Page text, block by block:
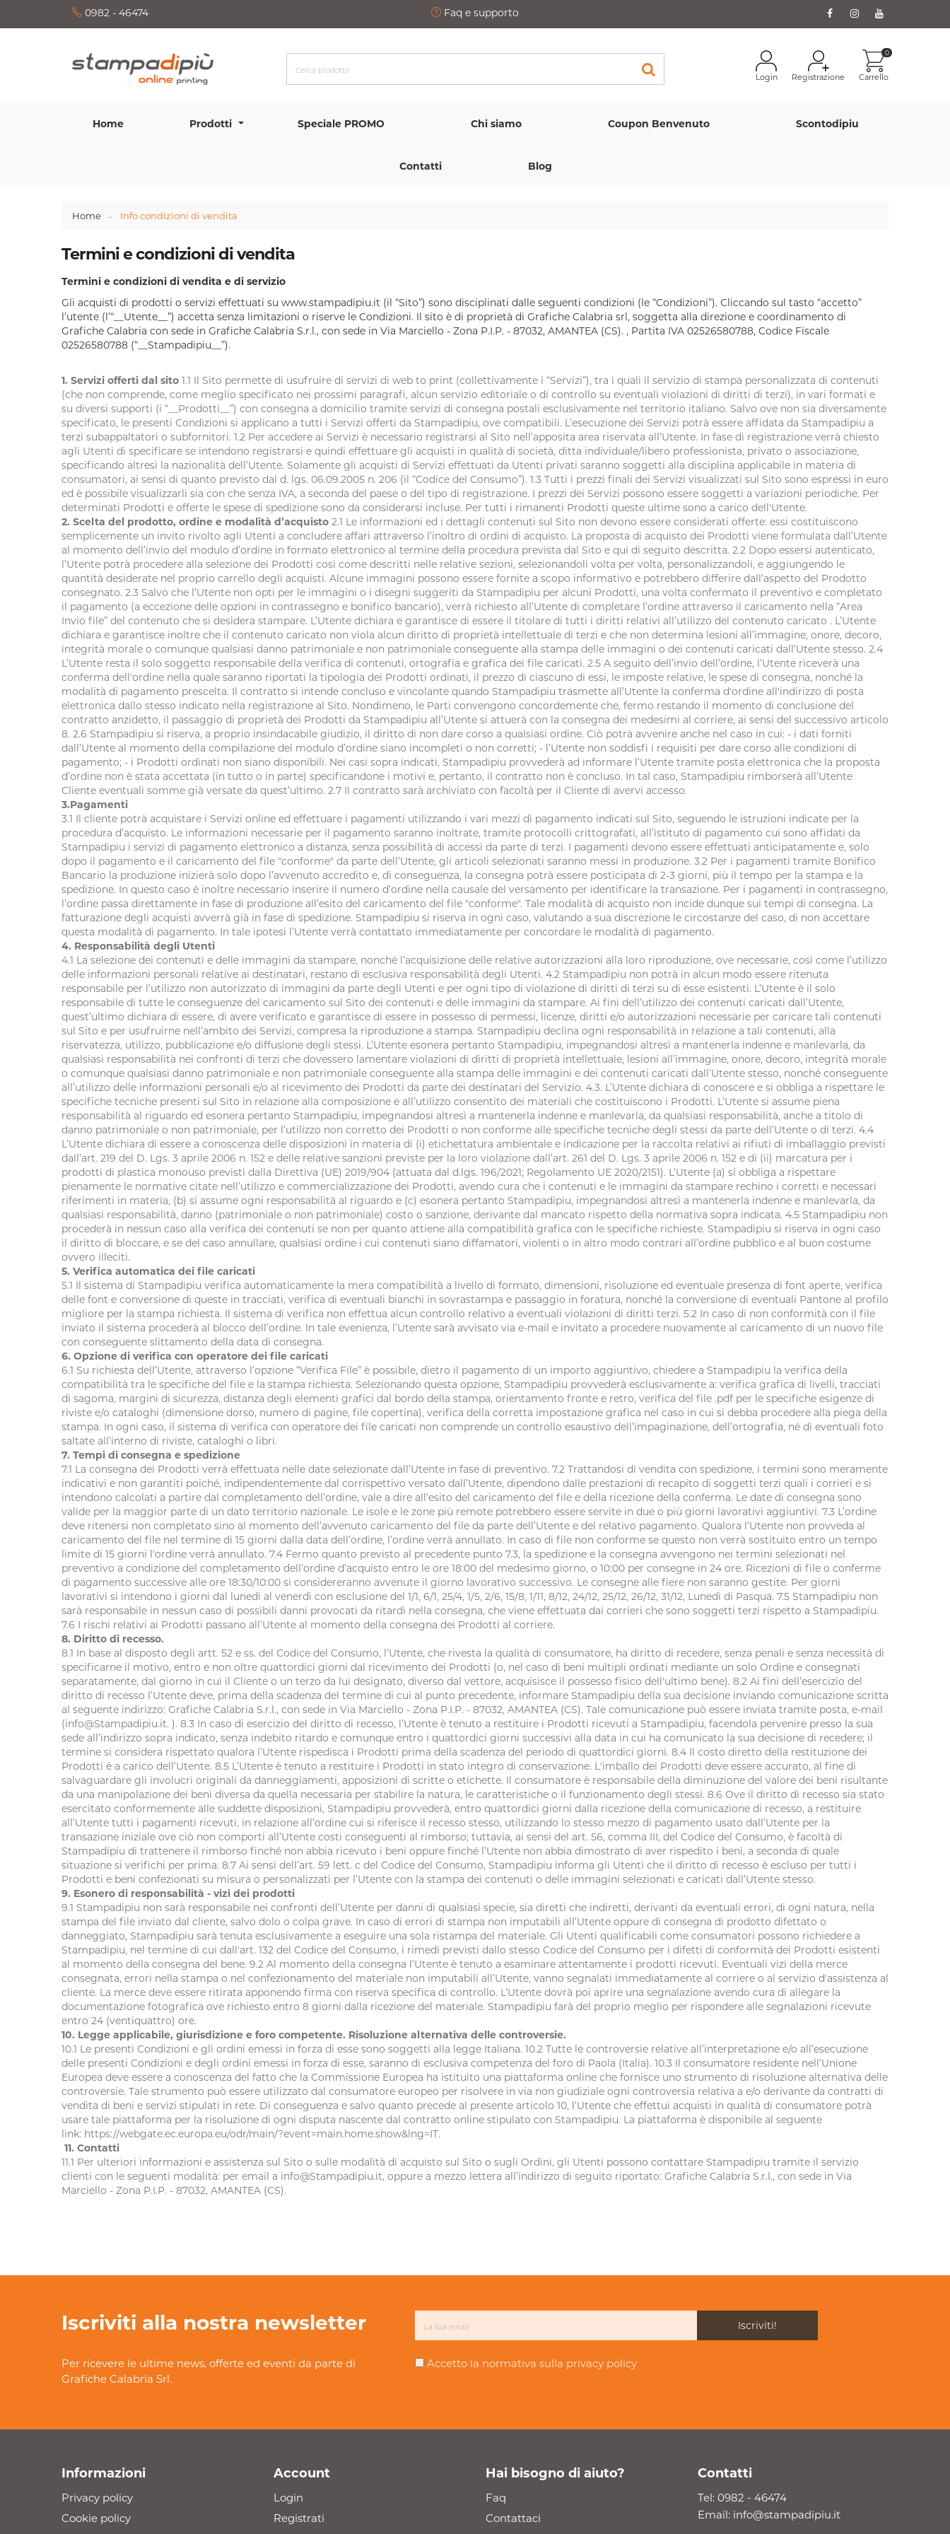
0982 - 46474 Faq e supporto
Login Registrazione Carrello
0
Home Prodotti Speciale PROMO Chi siamo Coupon Benvenuto Scontodipiu
Contatti Blog
Home Info condizioni di vendita
Termini e condizioni di vendita
Termini e condizioni di vendita e di servizio
Gli acquisti di prodotti o servizi effettuati su www.stampadipiu.it (il “Sito”) sono disciplinati dalle seguenti condizioni (le “Condizioni”). Cliccando sul tasto “accetto”
l’utente (l’“__Utente__”) accetta senza limitazioni o riserve le Condizioni. Il sito è di proprietà di Grafiche Calabria srl, soggetta alla direzione e coordinamento di
Grafiche Calabria con sede in Grafiche Calabria S.r.l., con sede in Via Marciello - Zona P.I.P. - 87032, AMANTEA (CS). , Partita IVA 02526580788, Codice Fiscale
02526580788 (“__Stampadipiu__”).
1. Servizi offerti dal sito 1.1 Il Sito permette di usufruire di servizi di web to print (collettivamente i “Servizi”), tra i quali il servizio di stampa personalizzata di contenuti
(che non comprende, come meglio specificato nei prossimi paragrafi, alcun servizio editoriale o di controllo su eventuali violazioni di diritti di terzi), in vari formati e
su diversi supporti (i “__Prodotti__”) con consegna a domicilio tramite servizi di consegna postali esclusivamente nel territorio italiano. Salvo ove non sia diversamente
specificato, le presenti Condizioni si applicano a tutti i Servizi offerti da Stampadipiu, ove compatibili. L’esecuzione dei Servizi potrà essere affidata da Stampadipiu a
terzi subappaltatori o subfornitori. 1.2 Per accedere ai Servizi è necessario registrarsi al Sito nell’apposita area riservata all’Utente. In fase di registrazione verrà chiesto
agli Utenti di specificare se intendono registrarsi e quindi effettuare gli acquisti in qualità di società, ditta individuale/libero professionista, privato o associazione,
specificando altresì la nazionalità dell’Utente. Solamente gli acquisti di Servizi effettuati da Utenti privati saranno soggetti alla disciplina applicabile in materia di
consumatori, ai sensi di quanto previsto dal d. lgs. 06.09.2005 n. 206 (il “Codice del Consumo”). 1.3 Tutti i prezzi finali dei Servizi visualizzati sul Sito sono espressi in euro
ed è possibile visualizzarli sia con che senza IVA, a seconda del paese o del tipo di registrazione. I prezzi dei Servizi possono essere soggetti a variazioni periodiche. Per
determinati Prodotti e offerte le spese di spedizione sono da considerarsi incluse. Per tutti i rimanenti Prodotti queste ultime sono a carico dell'Utente.
2. Scelta del prodotto, ordine e modalità d’acquisto 2.1 Le informazioni ed i dettagli contenuti sul Sito non devono essere considerati offerte: essi costituiscono
semplicemente un invito rivolto agli Utenti a concludere affari attraverso l’inoltro di ordini di acquisto. La proposta di acquisto dei Prodotti viene formulata dall’Utente
al momento dell’invio del modulo d’ordine in formato elettronico al termine della procedura prevista dal Sito e qui di seguito descritta. 2.2 Dopo essersi autenticato,
l’Utente potrà procedere alla selezione dei Prodotti così come descritti nelle relative sezioni, selezionandoli volta per volta, personalizzandoli, e aggiungendo le
quantità desiderate nel proprio carrello degli acquisti. Alcune immagini possono essere fornite a scopo informativo e potrebbero differire dall’aspetto del Prodotto
consegnato. 2.3 Salvo che l’Utente non opti per le immagini o i disegni suggeriti da Stampadipiu per alcuni Prodotti, una volta confermato il preventivo e completato
il pagamento (a eccezione delle opzioni in contrassegno e bonifico bancario), verrà richiesto all’Utente di completare l’ordine attraverso il caricamento nella “Area
Invio file” del contenuto che si desidera stampare. L’Utente dichiara e garantisce di essere il titolare di tutti i diritti relativi all’utilizzo del contenuto caricato . L’Utente
dichiara e garantisce inoltre che il contenuto caricato non viola alcun diritto di proprietà intellettuale di terzi e che non determina lesioni all’immagine, onore, decoro,
integrità morale o comunque qualsiasi danno patrimoniale e non patrimoniale conseguente alla stampa delle immagini o dei contenuti caricati dall’Utente stesso. 2.4
L’Utente resta il solo soggetto responsabile della verifica di contenuti, ortografia e grafica dei file caricati. 2.5 A seguito dell’invio dell’ordine, l’Utente riceverà una
conferma dell'ordine nella quale saranno riportati la tipologia dei Prodotti ordinati, il prezzo di ciascuno di essi, le imposte relative, le spese di consegna, nonché la
modalità di pagamento prescelta. Il contratto si intende concluso e vincolante quando Stampadipiu trasmette all’Utente la conferma d'ordine all'indirizzo di posta
elettronica dallo stesso indicato nella registrazione al Sito. Nondimeno, le Parti convengono concordemente che, fermo restando il momento di conclusione del
contratto anzidetto, il passaggio di proprietà dei Prodotti da Stampadipiu all’Utente si attuerà con la consegna dei medesimi al corriere, ai sensi del successivo articolo
8. 2.6 Stampadipiu si riserva, a proprio insindacabile giudizio, il diritto di non dare corso a qualsiasi ordine. Ciò potrà avvenire anche nel caso in cui: - i dati forniti
dall’Utente al momento della compilazione del modulo d’ordine siano incompleti o non corretti; - l’Utente non soddisfi i requisiti per dare corso alle condizioni di
pagamento; - i Prodotti ordinati non siano disponibili. Nei casi sopra indicati, Stampadipiu provvederà ad informare l’Utente tramite posta elettronica che la proposta
d’ordine non è stata accettata (in tutto o in parte) specificandone i motivi e, pertanto, il contratto non è concluso. In tal caso, Stampadipiu rimborserà all’Utente
Cliente eventuali somme già versate da quest’ultimo. 2.7 Il contratto sarà archiviato con facoltà per il Cliente di avervi accesso.
3.Pagamenti
3.1 Il cliente potrà acquistare i Servizi online ed effettuare i pagamenti utilizzando i vari mezzi di pagamento indicati sul Sito, seguendo le istruzioni indicate per la
procedura d’acquisto. Le informazioni necessarie per il pagamento saranno inoltrate, tramite protocolli crittografati, all’istituto di pagamento cui sono affidati da
Stampadipiu i servizi di pagamento elettronico a distanza, senza possibilità di accessi da parte di terzi. I pagamenti devono essere effettuati anticipatamente e, solo
dopo il pagamento e il caricamento del file "conforme" da parte dell’Utente, gli articoli selezionati saranno messi in produzione. 3.2 Per i pagamenti tramite Bonifico
Bancario la produzione inizierà solo dopo l’avvenuto accredito e, di conseguenza, la consegna potrà essere posticipata di 2-3 giorni, più il tempo per la stampa e la
spedizione. In questo caso è inoltre necessario inserire il numero d’ordine nella causale del versamento per identificare la transazione. Per i pagamenti in contrassegno,
l’ordine passa direttamente in fase di produzione all’esito del caricamento del file "conforme". Tale modalità di acquisto non incide dunque sui tempi di consegna. La
fatturazione degli acquisti avverrà già in fase di spedizione. Stampadipiu si riserva in ogni caso, valutando a sua discrezione le circostanze del caso, di non accettare
questa modalità di pagamento. In tale ipotesi l’Utente verrà contattato immediatamente per concordare le modalità di pagamento.
4. Responsabilità degli Utenti
4.1 La selezione dei contenuti e delle immagini da stampare, nonché l’acquisizione delle relative autorizzazioni alla loro riproduzione, ove necessarie, così come l’utilizzo
delle informazioni personali relative ai destinatari, restano di esclusiva responsabilità degli Utenti. 4.2 Stampadipiu non potrà in alcun modo essere ritenuta
responsabile per l’utilizzo non autorizzato di immagini da parte degli Utenti e per ogni tipo di violazione di diritti di terzi su di esse esistenti. L’Utente è il solo
responsabile di tutte le conseguenze del caricamento sul Sito dei contenuti e delle immagini da stampare. Ai fini dell’utilizzo dei contenuti caricati dall’Utente,
quest’ultimo dichiara di essere, di avere verificato e garantisce di essere in possesso di permessi, licenze, diritti e/o autorizzazioni necessarie per caricare tali contenuti
sul Sito e per usufruirne nell’ambito dei Servizi, compresa la riproduzione a stampa. Stampadipiu declina ogni responsabilità in relazione a tali contenuti, alla
riservatezza, utilizzo, pubblicazione e/o diffusione degli stessi. L’Utente esonera pertanto Stampadipiu, impegnandosi altresì a mantenerla indenne e manlevarla, da
qualsiasi responsabilità nei confronti di terzi che dovessero lamentare violazioni di diritti di proprietà intellettuale, lesioni all’immagine, onore, decoro, integrità morale
o comunque qualsiasi danno patrimoniale e non patrimoniale conseguente alla stampa delle immagini e dei contenuti caricati dall’Utente stesso, nonché conseguente
all’utilizzo delle informazioni personali e/o al ricevimento dei Prodotti da parte dei destinatari del Servizio. 4.3. L’Utente dichiara di conoscere e si obbliga a rispettare le
specifiche tecniche presenti sul Sito in relazione alla composizione e all’utilizzo consentito dei materiali che costituiscono i Prodotti. L’Utente si assume piena
responsabilità al riguardo ed esonera pertanto Stampadipiu, impegnandosi altresì a mantenerla indenne e manlevarla, da qualsiasi responsabilità, anche a titolo di
danno patrimoniale o non patrimoniale, per l’utilizzo non corretto dei Prodotti o non conforme alle specifiche tecniche degli stessi da parte dell’Utente o di terzi. 4.4
L’Utente dichiara di essere a conoscenza delle disposizioni in materia di (i) etichettatura ambientale e indicazione per la raccolta relativi ai rifiuti di imballaggio previsti
dall’art. 219 del D. Lgs. 3 aprile 2006 n. 152 e delle relative sanzioni previste per la loro violazione dall’art. 261 del D. Lgs. 3 aprile 2006 n. 152 e di (ii) marcatura per i
prodotti di plastica monouso previsti dalla Direttiva (UE) 2019/904 (attuata dal d.lgs. 196/2021; Regolamento UE 2020/2151). L’Utente (a) si obbliga a rispettare
pienamente le normative citate nell’utilizzo e commercializzazione dei Prodotti, avendo cura che i contenuti e le immagini da stampare rechino i corretti e necessari
riferimenti in materia, (b) si assume ogni responsabilità al riguardo e (c) esonera pertanto Stampadipiu, impegnandosi altresì a mantenerla indenne e manlevarla, da
qualsiasi responsabilità, danno (patrimoniale o non patrimoniale) costo o sanzione, derivante dal mancato rispetto della normativa sopra indicata. 4.5 Stampadipiu non
procederà in nessun caso alla verifica dei contenuti se non per quanto attiene alla compatibilità grafica con le specifiche richieste. Stampadipiu si riserva in ogni caso
il diritto di bloccare, e se del caso annullare, qualsiasi ordine i cui contenuti siano diffamatori, violenti o in altro modo contrari all’ordine pubblico e al buon costume
ovvero illeciti.
5. Verifica automatica dei file caricati
5.1 Il sistema di Stampadipiu verifica automaticamente la mera compatibilità a livello di formato, dimensioni, risoluzione ed eventuale presenza di font aperte, verifica
delle font e conversione di queste in tracciati, verifica di eventuali bianchi in sovrastampa e passaggio in foratura, nonché la conversione di eventuali Pantone al profilo
migliore per la stampa richiesta. Il sistema di verifica non effettua alcun controllo relativo a eventuali violazioni di diritti terzi. 5.2 In caso di non conformità con il file
inviato il sistema procederà al blocco dell’ordine. In tale evenienza, l’Utente sarà avvisato via e-mail e invitato a procedere nuovamente al caricamento di un nuovo file
con conseguente slittamento della data di consegna.
6. Opzione di verifica con operatore dei file caricati
6.1 Su richiesta dell’Utente, attraverso l’opzione “Verifica File” è possibile, dietro il pagamento di un importo aggiuntivo, chiedere a Stampadipiu la verifica della
compatibilità tra le specifiche del file e la stampa richiesta. Selezionando questa opzione, Stampadipiu provvederà esclusivamente a: verifica grafica di livelli, tracciati
di sagoma, margini di sicurezza, distanza degli elementi grafici dal bordo della stampa, orientamento fronte e retro, verifica del file .pdf per le specifiche esigenze di
riviste e/o cataloghi (dimensione dorso, numero di pagine, file copertina), verifica della corretta impostazione grafica nel caso in cui si debba procedere alla piega della
stampa. In ogni caso, il sistema di verifica con operatore dei file caricati non comprende un controllo esaustivo dell’impaginazione, dell’ortografia, né di eventuali foto
saltate all’interno di riviste, cataloghi o libri.
7. Tempi di consegna e spedizione
7.1 La consegna dei Prodotti verrà effettuata nelle date selezionate dall’Utente in fase di preventivo. 7.2 Trattandosi di vendita con spedizione, i termini sono meramente
indicativi e non garantiti poiché, indipendentemente dal corrispettivo versato dall’Utente, dipendono dalle prestazioni di recapito di soggetti terzi quali i corrieri e si
intendono calcolati a partire dal completamento dell’ordine, vale a dire all’esito del caricamento del file e della ricezione della conferma. Le date di consegna sono
valide per la maggior parte di un dato territorio nazionale. Le isole e le zone più remote potrebbero essere servite in due o più giorni lavorativi aggiuntivi. 7.3 L’ordine
deve ritenersi non completato sino al momento dell’avvenuto caricamento del file da parte dell’Utente e del relativo pagamento. Qualora l’Utente non provveda al
caricamento del file nel termine di 15 giorni dalla data dell’ordine, l’ordine verrà annullato. In caso di file non conforme se questo non verrà sostituito entro un tempo
limite di 15 giorni l'ordine verrà annullato. 7.4 Fermo quanto previsto al precedente punto 7.3, la spedizione e la consegna avvengono nei termini selezionati nel
preventivo a condizione del completamento dell’ordine d’acquisto entro le ore 18:00 del medesimo giorno, o 10:00 per consegne in 24 ore. Ricezioni di file o conferme
di pagamento successive alle ore 18:30/10:00 si considereranno avvenute il giorno lavorativo successivo. Le consegne alle fiere non saranno gestite. Per giorni
lavorativi si intendono i giorni dal lunedì al venerdì con esclusione del 1/1, 6/1, 25/4, 1/5, 2/6, 15/8, 1/11, 8/12, 24/12, 25/12, 26/12, 31/12, Lunedì di Pasqua. 7.5 Stampadipiu non
sarà responsabile in nessun caso di possibili danni provocati da ritardi nella consegna, che viene effettuata dai corrieri che sono soggetti terzi rispetto a Stampadipiu.
7.6 I rischi relativi ai Prodotti passano all’Utente al momento della consegna dei Prodotti al corriere.
8. Diritto di recesso.
8.1 In base al disposto degli artt. 52 e ss. del Codice del Consumo, l’Utente, che rivesta la qualità di consumatore, ha diritto di recedere, senza penali e senza necessità di
specificarne il motivo, entro e non oltre quattordici giorni dal ricevimento dei Prodotti (o, nel caso di beni multipli ordinati mediante un solo Ordine e consegnati
separatamente, dal giorno in cui il Cliente o un terzo da lui designato, diverso dal vettore, acquisisce il possesso fisico dell'ultimo bene). 8.2 Ai fini dell’esercizio del
diritto di recesso l’Utente deve, prima della scadenza del termine di cui al punto precedente, informare Stampadipiu della sua decisione inviando comunicazione scritta
al seguente indirizzo: Grafiche Calabria S.r.l., con sede in Via Marciello - Zona P.I.P. - 87032, AMANTEA (CS). Tale comunicazione può essere inviata tramite posta, e-mail
(info@Stampadipiu.it. ). 8.3 In caso di esercizio del diritto di recesso, l’Utente è tenuto a restituire i Prodotti ricevuti a Stampadipiu, facendola pervenire presso la sua
sede all’indirizzo sopra indicato, senza indebito ritardo e comunque entro i quattordici giorni successivi alla data in cui ha comunicato la sua decisione di recedere; il
termine si considera rispettato qualora l’Utente rispedisca i Prodotti prima della scadenza del periodo di quattordici giorni. 8.4 Il costo diretto della restituzione dei
Prodotti è a carico dell’Utente. 8.5 L’Utente è tenuto a restituire i Prodotti in stato integro di conservazione. L'imballo dei Prodotti deve essere accurato, al fine di
salvaguardare gli involucri originali da danneggiamenti, apposizioni di scritte o etichette. Il consumatore è responsabile della diminuzione del valore dei beni risultante
da una manipolazione dei beni diversa da quella necessaria per stabilire la natura, le caratteristiche o il funzionamento degli stessi. 8.6 Ove il diritto di recesso sia stato
esercitato conformemente alle suddette disposizioni, Stampadipiu provvederà, entro quattordici giorni dalla ricezione della comunicazione di recesso, a restituire
all’Utente tutti i pagamenti ricevuti, in relazione all’ordine cui si riferisce il recesso stesso, utilizzando lo stesso mezzo di pagamento usato dall’Utente per la
transazione iniziale ove ciò non comporti all’Utente costi conseguenti al rimborso; tuttavia, ai sensi del art. 56, comma III, del Codice del Consumo, è facoltà di
Stampadipiu di trattenere il rimborso finché non abbia ricevuto i beni oppure finché l’Utente non abbia dimostrato di aver rispedito i beni, a seconda di quale
situazione si verifichi per prima. 8.7 Ai sensi dell’art. 59 lett. c del Codice del Consumo, Stampadipiu informa gli Utenti che il diritto di recesso è escluso per tutti i
Prodotti e beni confezionati su misura o personalizzati per l’Utente con la stampa dei contenuti o delle immagini selezionati e caricati dall’Utente stesso.
9. Esonero di responsabilità - vizi dei prodotti
9.1 Stampadipiu non sarà responsabile nei confronti dell’Utente per danni di qualsiasi specie, sia diretti che indiretti, derivanti da eventuali errori, di ogni natura, nella
stampa del file inviato dal cliente, salvo dolo o colpa grave. In caso di errori di stampa non imputabili all’Utente oppure di consegna di prodotto difettato o
danneggiato, Stampadipiu sarà tenuta esclusivamente a eseguire una sola ristampa del materiale. Gli Utenti qualificabili come consumatori possono richiedere a
Stampadipiu, nel termine di cui dall'art. 132 del Codice del Consumo, i rimedi previsti dallo stesso Codice del Consumo per i difetti di conformità dei Prodotti esistenti
al momento della consegna del bene. 9.2 Al momento della consegna l’Utente è tenuto a esaminare attentamente i prodotti ricevuti. Eventuali vizi della merce
consegnata, errori nella stampa o nel confezionamento del materiale non imputabili all’Utente, vanno segnalati immediatamente al corriere o al servizio d'assistenza al
cliente. La merce deve essere ritirata apponendo firma con riserva specifica di controllo. L’Utente dovrà poi aprire una segnalazione avendo cura di allegare la
documentazione fotografica ove richiesto entro 8 giorni dalla ricezione del materiale. Stampadipiu farà del proprio meglio per rispondere alle segnalazioni ricevute
entro 24 (ventiquattro) ore.
10. Legge applicabile, giurisdizione e foro competente. Risoluzione alternativa delle controversie.
10.1 Le presenti Condizioni e gli ordini emessi in forza di esse sono soggetti alla legge Italiana. 10.2 Tutte le controversie relative all’interpretazione e/o all’esecuzione
delle presenti Condizioni e degli ordini emessi in forza di esse, saranno di esclusiva competenza del foro di Paola (Italia). 10.3 Il consumatore residente nell’Unione
Europea deve essere a conoscenza del fatto che la Commissione Europea ha istituito una piattaforma online che fornisce uno strumento di risoluzione alternativa delle
controversie. Tale strumento può essere utilizzato dal consumatore europeo per risolvere in via non giudiziale ogni controversia relativa a e/o derivante da contratti di
vendita di beni e servizi stipulati in rete. Di conseguenza e salvo quanto precede al presente articolo 10, l’Utente che effettui acquisti in qualità di consumatore potrà
usare tale piattaforma per la risoluzione di ogni disputa nascente dal contratto online stipulato con Stampadipiu. La piattaforma è disponibile al seguente
link: https://webgate.ec.europa.eu/odr/main/?event=main.home.show&lng=IT.
11. Contatti
11.1 Per ulteriori informazioni e assistenza sul Sito o sulle modalità di acquisto sul Sito o sugli Ordini, gli Utenti possono contattare Stampadipiu tramite il servizio
clienti con le seguenti modalità: per email a info@Stampadipiu.it, oppure a mezzo lettera all’indirizzo di seguito riportato: Grafiche Calabria S.r.l., con sede in Via
Marciello - Zona P.I.P. - 87032, AMANTEA (CS).
Iscriviti alla nostra newsletter
Per ricevere le ultime news, offerte ed eventi da parte di
Grafiche Calabria Srl.
Iscriviti!
Accetto la normativa sulla privacy policy
Informazioni
Privacy policy
Cookie policy
Account
Login
Registrati
Hai bisogno di aiuto?
Faq
Contattaci
Contatti
Tel: 0982 - 46474
Email: info@stampadipiu.it